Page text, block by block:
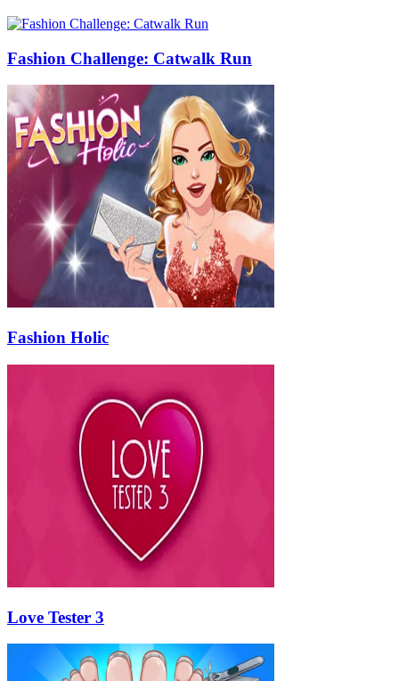
Fashion Challenge: Catwalk Run
Fashion Holic
Love Tester 3